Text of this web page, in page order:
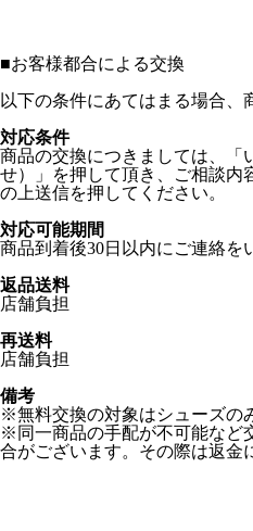
■お客様都合による交換
以下の条件にあてはまる場合、
対応条件
商品の交換につきましては、「
せ）」を押して頂き、ご相談内
の上送信を押してください。
対応可能期間
商品到着後30日以内にご連絡を
返品送料
店舗負担
再送料
店舗負担
備考
※無料交換の対象はシューズの
※同一商品の手配が不可能など
合がございます。その際は返金